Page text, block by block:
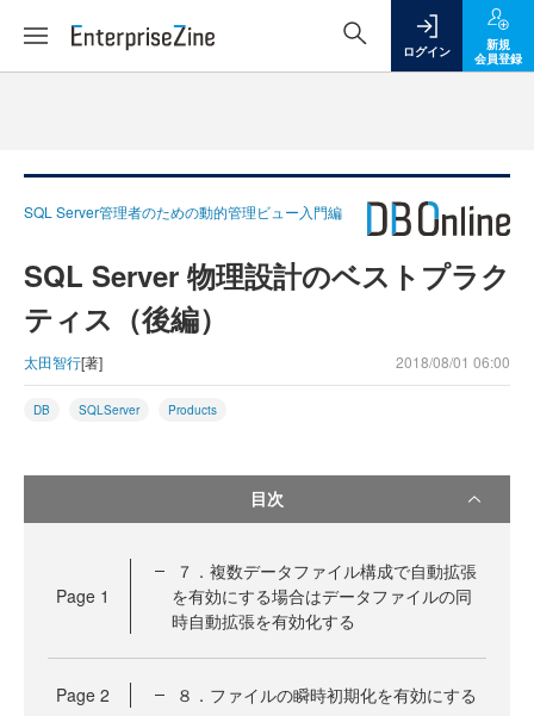
ログイン
新規
会員登録
SQL Server管理者のための動的管理ビュー入門編
SQL Server 物理設計のベストプラク
ティス（後編）
太田智行[著] 2018/08/01 06:00
DB SQLServer Products
目次
Page 1
７．複数データファイル構成で自動拡張
を有効にする場合はデータファイルの同
時自動拡張を有効化する
Page 2 ８．ファイルの瞬時初期化を有効にする